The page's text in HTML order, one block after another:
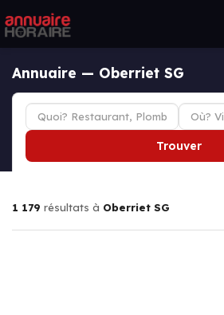
Annuaire — Oberriet SG
Trouver
1 179 résultats à Oberriet SG